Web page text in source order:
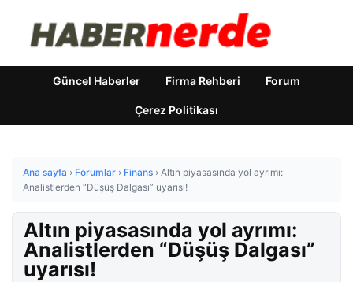
Güncel Haberler Firma Rehberi Forum
Çerez Politikası
Ana sayfa › Forumlar › Finans › Altın piyasasında yol ayrımı:
Analistlerden “Düşüş Dalgası” uyarısı!
Altın piyasasında yol ayrımı:
Analistlerden “Düşüş Dalgası”
uyarısı!